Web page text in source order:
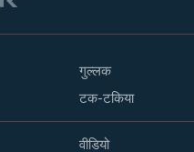
गुल्लक
टक-टकिया
वीडियो